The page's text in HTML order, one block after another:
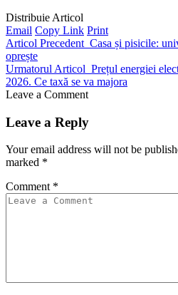
Distribuie Articol
Email Copy Link Print
Articol Precedent Casa și pisicile:
oprește
Urmatorul Articol Prețul energiei
2026. Ce taxă se va majora
Leave a Comment
Leave a Reply
Your email address will not be
marked *
Comment *